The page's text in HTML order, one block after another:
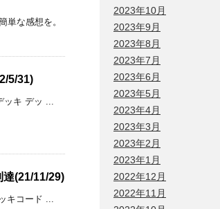
単な感想を。
5/31)
ッキ デッ ...
(21/11/29)
キコード ...
2023年10月
2023年9月
2023年8月
2023年7月
2023年6月
2023年5月
2023年4月
2023年3月
2023年2月
2023年1月
2022年12月
2022年11月